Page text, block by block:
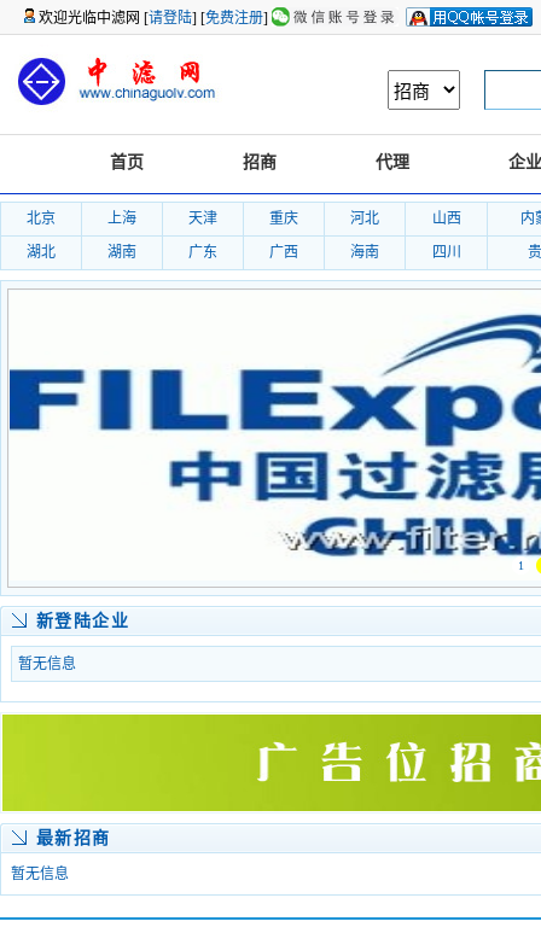
欢迎光临中滤网 [请登陆] [免费注册]
首页 招商 代理 企业
北京 上海 天津 重庆 河北 山西
内
湖北
湖南 广东 广西 海南 四川
1
新登陆企业
暂无信息
最新招商
暂无信息